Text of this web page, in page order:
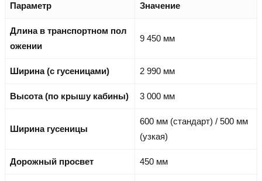
Параметр Значение
Длина в транспортном пол
ожении
9 450 мм
Ширина (с гусеницами) 2 990 мм
Высота (по крышу кабины) 3 000 мм
Ширина гусеницы
600 мм (стандарт) / 500 мм
(узкая)
Дорожный просвет 450 мм